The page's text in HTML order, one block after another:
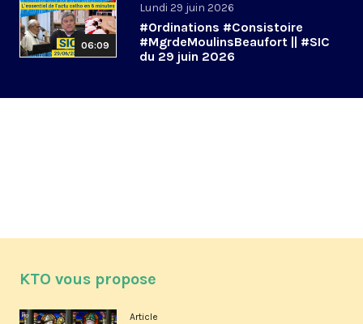
06:09
Lundi 29 juin 2026
#Ordinations #Consistoire
#MgrdeMoulinsBeaufort || #SIC
du 29 juin 2026
KTO vous propose
Article